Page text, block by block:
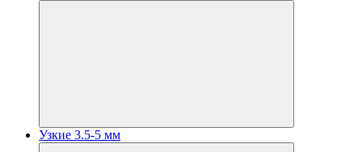
Узкие 3.5-5 мм